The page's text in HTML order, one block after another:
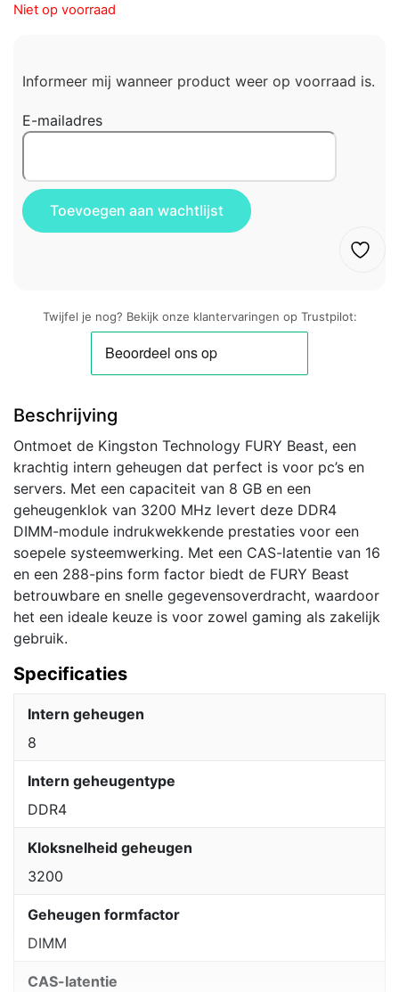
Niet op voorraad
Informeer mij wanneer product weer op voorraad is.
E-mailadres
Twijfel je nog? Bekijk onze klantervaringen op Trustpilot:
Beschrijving
Ontmoet de Kingston Technology FURY Beast, een
krachtig intern geheugen dat perfect is voor pc’s en
servers. Met een capaciteit van 8 GB en een
geheugenklok van 3200 MHz levert deze DDR4
DIMM-module indrukwekkende prestaties voor een
soepele systeemwerking. Met een CAS-latentie van 16
en een 288-pins form factor biedt de FURY Beast
betrouwbare en snelle gegevensoverdracht, waardoor
het een ideale keuze is voor zowel gaming als zakelijk
gebruik.
Specificaties
Intern geheugen
8
Intern geheugentype
DDR4
Kloksnelheid geheugen
3200
Geheugen formfactor
DIMM
CAS-latentie